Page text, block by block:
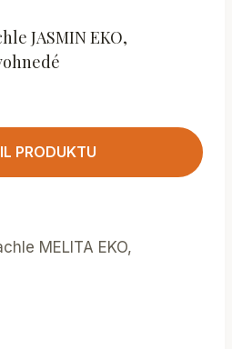
JASMIN EKO,
PRODUKTU